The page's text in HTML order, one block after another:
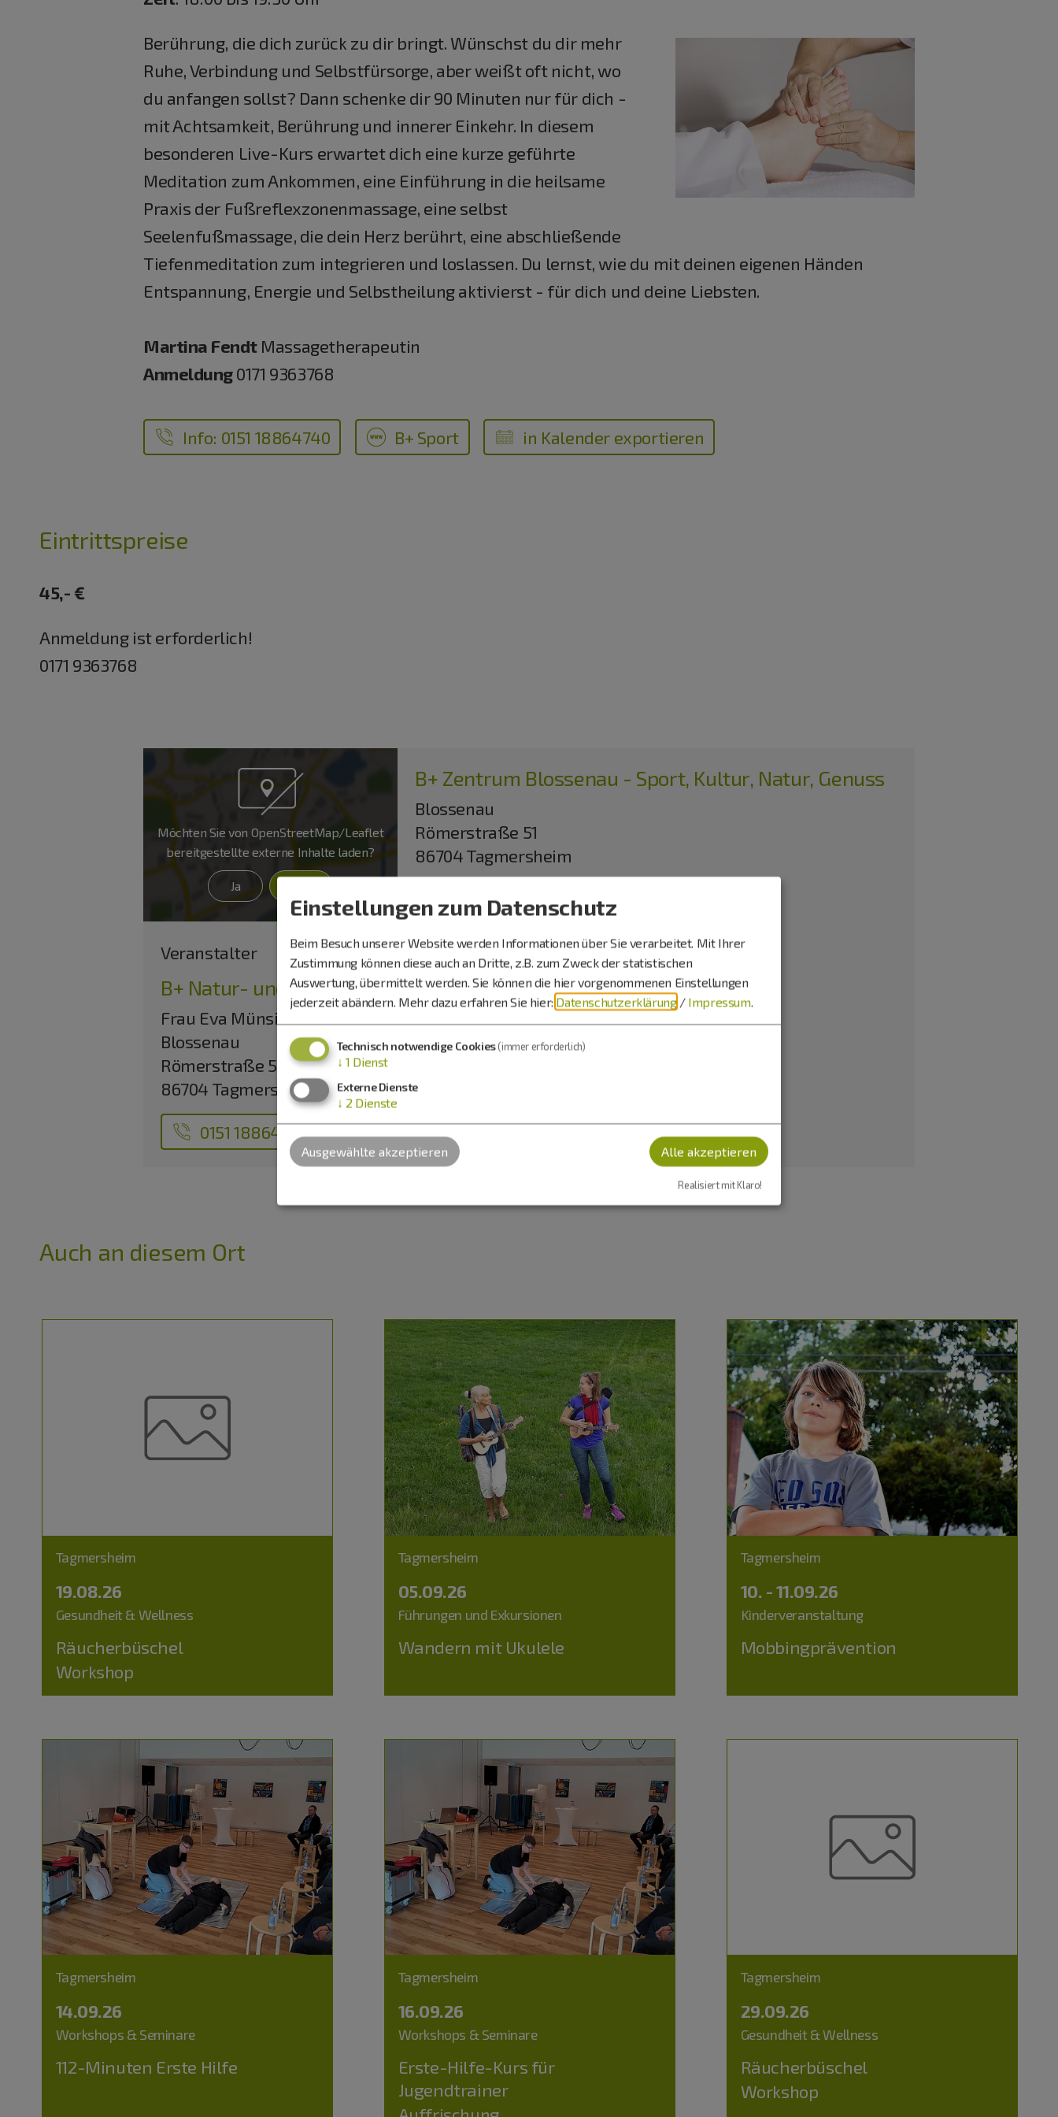
Berührung, die dich zurück zu dir bringt. Wünschst du dir mehr
Ruhe, Verbindung und Selbstfürsorge, aber weißt oft nicht, wo
du anfangen sollst? Dann schenke dir 90 Minuten nur für dich -
mit Achtsamkeit, Berührung und innerer Einkehr. In diesem
besonderen Live-Kurs erwartet dich eine kurze geführte
Meditation zum Ankommen, eine Einführung in die heilsame
Praxis der Fußreflexzonenmassage, eine selbst
Seelenfußmassage, die dein Herz berührt, eine abschließende
Tiefenmeditation zum integrieren und loslassen. Du lernst, wie du mit deinen eigenen Händen
Entspannung, Energie und Selbstheilung aktivierst - für dich und deine Liebsten.
Martina FendtMassagetherapeutin
Anmeldung0171 9363768
Info: 0151 18864740 B+ Sport in Kalender exportieren
Eintrittspreise
45,- €
Anmeldung ist erforderlich!
0171 9363768
Möchten Sie von OpenStreetMap/Leaflet
bereitgestellte externe Inhalte laden?
Ja
B+ Zentrum Blossenau - Sport, Kultur, Natur, Genuss
Blossenau
Römerstraße 51
86704 Tagmersheim
Veranstalter
B+ Natur- und Umweltbildungszentrum
Frau Eva Münsinger
Blossenau
Römerstraße 51
86704 Tagmersheim
0151 18864740
Auch an diesem Ort
Tagmersheim
19.08.26
Gesundheit & Wellness
Räucherbüschel
Workshop
Tagmersheim
05.09.26
Führungen und Exkursionen
Wandern mit Ukulele
Tagmersheim
10. - 11.09.26
Kinderveranstaltung
Mobbingprävention
Tagmersheim
14.09.26
Workshops & Seminare
112-Minuten Erste Hilfe
Tagmersheim
16.09.26
Workshops & Seminare
Erste-Hilfe-Kurs für
Jugendtrainer
Tagmersheim
29.09.26
Gesundheit & Wellness
Räucherbüschel
Workshop
Einstellungen zum Datenschutz
Beim Besuch unserer Website werden Informationen über Sie verarbeitet. Mit Ihrer
Zustimmung können diese auch an Dritte, z.B. zum Zweck der statistischen
Auswertung, übermittelt werden. Sie können die hier vorgenommenen Einstellungen
jederzeit abändern. Mehr dazu erfahren Sie hier: Datenschutzerklärung / Impressum.
Technisch notwendige Cookies(immer erforderlich)
↓ 1 Dienst
Externe Dienste
↓ 2 Dienste
Ausgewählte akzeptieren Alle akzeptieren
Realisiert mit Klaro!